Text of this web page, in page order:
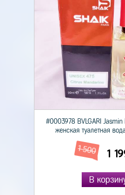
#0003978 BVLGARI
женская туалетная
1 500 1
В